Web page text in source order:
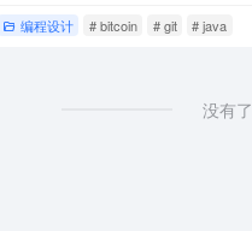
编程设计 # bitcoin # git # java
没有了